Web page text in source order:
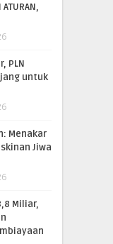
ATURAN,
PLN
untuk
Menakar
Jiwa
Miliar,